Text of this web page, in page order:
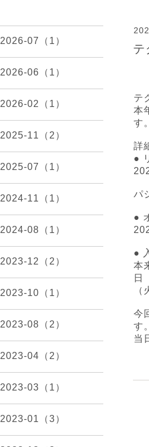
テ
テ
本
す。
詳
●
パ
●
●
本
日
今
す。
当
2026-07（1）
2026-06（1）
2026-02（1）
2025-11（2）
2025-07（1）
2024-11（1）
2024-08（1）
2023-12（2）
2023-10（1）
2023-08（2）
2023-04（2）
2023-03（1）
2023-01（3）